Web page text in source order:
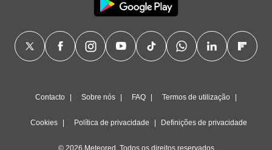
Contacto Sobre nós FAQ Termos de utilização
Cookies Política de privacidade Definições de privacidade
© 2026 Meteored. Todos os direitos reservados